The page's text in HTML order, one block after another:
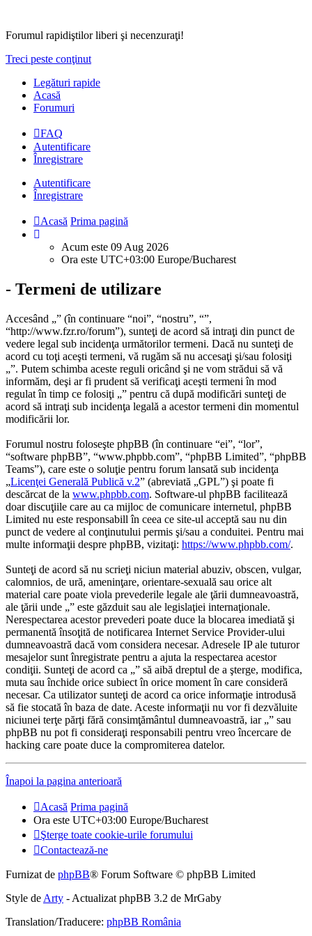
Forumul rapidiştilor liberi şi necenzuraţi!
Treci peste conţinut
Legături rapide
Acasă
Forumuri
FAQ
Autentificare
Înregistrare
Autentificare
Înregistrare
Acasă Prima pagină
Acum este 09 Aug 2026
Ora este UTC+03:00 Europe/Bucharest
- Termeni de utilizare
Accesând „” (în continuare “noi”, “nostru”, “”,
“http://www.fzr.ro/forum”), sunteţi de acord să intraţi din punct de
vedere legal sub incidenţa următorilor termeni. Dacă nu sunteţi de
acord cu toţi aceşti termeni, vă rugăm să nu accesaţi şi/sau folosiţi
„”. Putem schimba aceste reguli oricând şi ne vom strădui să vă
informăm, deşi ar fi prudent să verificaţi aceşti termeni în mod
regulat în timp ce folosiţi „” pentru că după modificări sunteţi de
acord să intraţi sub incidenţa legală a acestor termeni din momentul
modificării lor.
Forumul nostru foloseşte phpBB (în continuare “ei”, “lor”,
“software phpBB”, “www.phpbb.com”, “phpBB Limited”, “phpBB
Teams”), care este o soluţie pentru forum lansată sub incidenţa
„Licenţei Generală Publică v.2” (abreviată „GPL”) şi poate fi
descărcat de la www.phpbb.com. Software-ul phpBB facilitează
doar discuţiile care au ca mijloc de comunicare internetul, phpBB
Limited nu este responsabill în ceea ce site-ul acceptă sau nu din
punct de vedere al conţinutului permis şi/sau a conduitei. Pentru mai
multe informaţii despre phpBB, vizitaţi: https://www.phpbb.com/.
Sunteţi de acord să nu scrieţi niciun material abuziv, obscen, vulgar,
calomnios, de ură, ameninţare, orientare-sexuală sau orice alt
material care poate viola prevederile legale ale ţării dumneavoastră,
ale ţării unde „” este găzduit sau ale legislaţiei internaţionale.
Nerespectarea acestor prevederi poate duce la blocarea imediată şi
permanentă însoţită de notificarea Internet Service Provider-ului
dumneavoastră dacă vom considera necesar. Adresele IP ale tuturor
mesajelor sunt înregistrate pentru a ajuta la respectarea acestor
condiţii. Sunteţi de acord ca „” să aibă dreptul de a şterge, modifica,
muta sau închide orice subiect în orice moment în care consideră
necesar. Ca utilizator sunteţi de acord ca orice informaţie introdusă
să fie stocată în baza de date. Aceste informaţii nu vor fi dezvăluite
niciunei terţe părţi fără consimţământul dumneavoastră, iar „” sau
phpBB nu pot fi consideraţi responsabili pentru vreo încercare de
hacking care poate duce la compromiterea datelor.
Înapoi la pagina anterioară
Acasă Prima pagină
Ora este UTC+03:00 Europe/Bucharest
Şterge toate cookie-urile forumului
Contactează-ne
Furnizat de phpBB® Forum Software © phpBB Limited
Style de Arty - Actualizat phpBB 3.2 de MrGaby
Translation/Traducere: phpBB România